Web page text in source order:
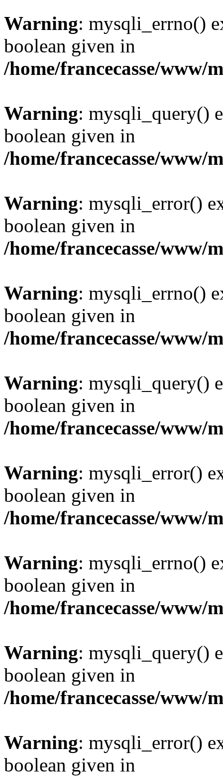
Warning: mysqli_errno()
boolean given in
/home/francecasse/www/
Warning: mysqli_query()
boolean given in
/home/francecasse/www/
Warning: mysqli_error()
boolean given in
/home/francecasse/www/
Warning: mysqli_errno()
boolean given in
/home/francecasse/www/
Warning: mysqli_query()
boolean given in
/home/francecasse/www/
Warning: mysqli_error()
boolean given in
/home/francecasse/www/
Warning: mysqli_errno()
boolean given in
/home/francecasse/www/
Warning: mysqli_query()
boolean given in
/home/francecasse/www/
Warning: mysqli_error()
boolean given in